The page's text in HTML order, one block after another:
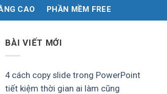
CAO PHẦN MỀM FREE
BÀI VIẾT MỚI
4 cách copy slide trong PowerPoint
tiết kiệm thời gian ai làm cũng